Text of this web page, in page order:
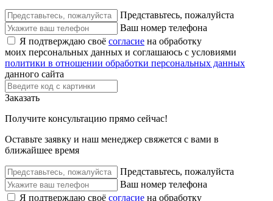
Представьтесь, пожалуйста
Ваш номер телефона
Я подтверждаю своё согласие на обработку
моих персональных данных и соглашаюсь с условиями
политики в отношении обработки персональных данных
данного сайта
Заказать
Получите консультацию прямо сейчас!
Оставьте заявку и наш менеджер свяжется с вами в
ближайшее время
Представьтесь, пожалуйста
Ваш номер телефона
Я подтверждаю своё согласие на обработку